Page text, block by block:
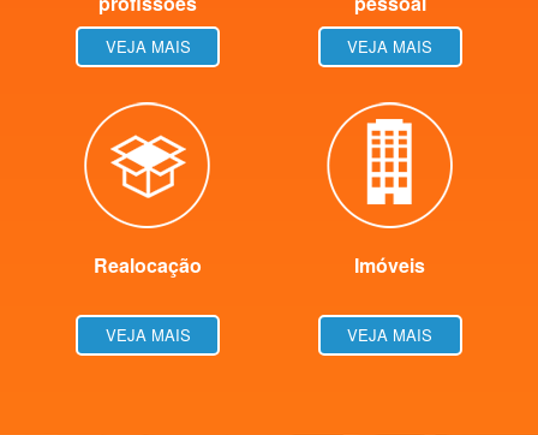
VEJA MAIS VEJA MAIS
Realocação
VEJA MAIS
Imóveis
VEJA MAIS